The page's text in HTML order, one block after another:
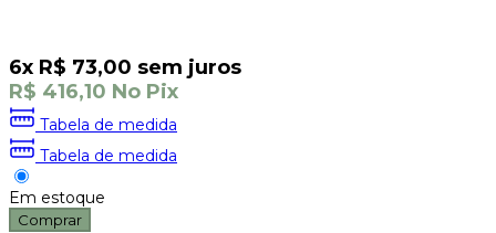
6x R$ 73,00 sem juros
R$ 416,10 No Pix
Tabela de medida
Tabela de medida
Em estoque
Comprar